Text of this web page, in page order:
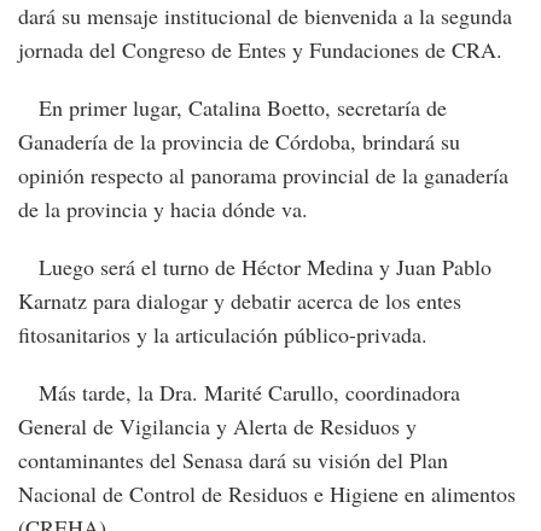
dará su mensaje institucional de bienvenida a la segunda
jornada del Congreso de Entes y Fundaciones de CRA.
En primer lugar, Catalina Boetto, secretaría de
Ganadería de la provincia de Córdoba, brindará su
opinión respecto al panorama provincial de la ganadería
de la provincia y hacia dónde va.
Luego será el turno de Héctor Medina y Juan Pablo
Karnatz para dialogar y debatir acerca de los entes
fitosanitarios y la articulación público-privada.
Más tarde, la Dra. Marité Carullo, coordinadora
General de Vigilancia y Alerta de Residuos y
contaminantes del Senasa dará su visión del Plan
Nacional de Control de Residuos e Higiene en alimentos